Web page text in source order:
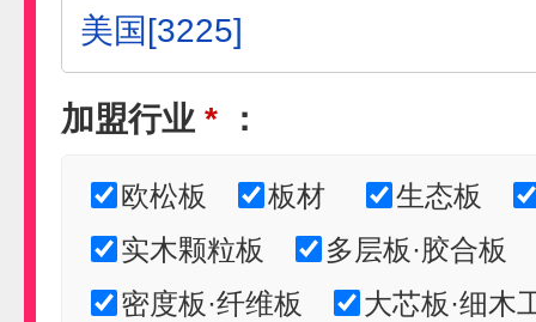
加盟行业 * ：
欧松板 板材
生态板
实木颗粒板
多层板·胶合板
密度板·纤维板
大芯板·细木